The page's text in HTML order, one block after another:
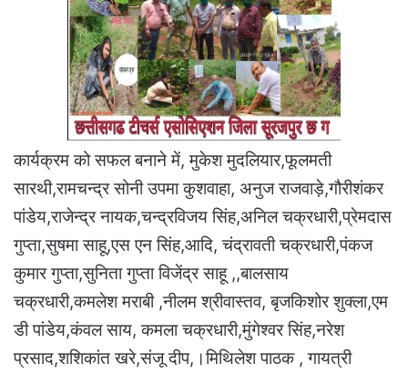
कार्यक्रम को सफल बनाने में, मुकेश मुदलियार,फूलमती
सारथी,रामचन्द्र सोनी उपमा कुशवाहा, अनुज राजवाड़े,गौरीशंकर
पांडेय,राजेन्द्र नायक,चन्द्रविजय सिंह,अनिल चक्रधारी,प्रेमदास
गुप्ता,सुषमा साहू,एस एन सिंह,आदि, चंद्रावती चक्रधारी,पंकज
कुमार गुप्ता,सुनिता गुप्ता विजेंद्र साहू ,,बालसाय
चक्रधारी,कमलेश मराबी ,नीलम श्रीवास्तव, बृजकिशोर शुक्ला,एम
डी पांडेय,कंवल साय, कमला चक्रधारी,मुंगेश्वर सिंह,नरेश
प्रसाद,शशिकांत खरे,संजू दीप,।मिथिलेश पाठक , गायत्री